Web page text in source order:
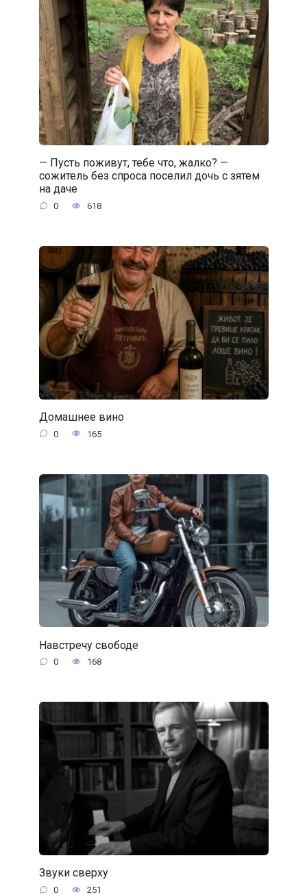
— Пусть поживут, тебе что, жалко? —
сожитель без спроса поселил дочь с зятем
на даче
0 618
Домашнее вино
0 165
Навстречу свободе
0 168
Звуки сверху
0 251